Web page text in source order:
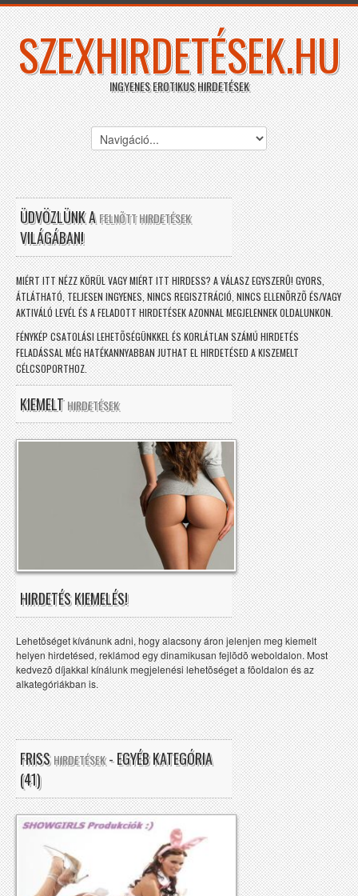
SZEXHIRDETÉSEK.HU
INGYENES EROTIKUS HIRDETÉSEK
ÜDVÖZLÜNK AFELNÕTT HIRDETÉSEK
VILÁGÁBAN!
MIÉRT ITT NÉZZ KÖRÜL VAGY MIÉRT ITT HIRDESS? A VÁLASZ EGYSZERÛ! GYORS,
ÁTLÁTHATÓ, TELJESEN INGYENES, NINCS REGISZTRÁCIÓ, NINCS ELLENÕRZÕ ÉS/VAGY
AKTIVÁLÓ LEVÉL ÉS A FELADOTT HIRDETÉSEK AZONNAL MEGJELENNEK OLDALUNKON.
FÉNYKÉP CSATOLÁSI LEHETÕSÉGÜNKKEL ÉS KORLÁTLAN SZÁMÚ HIRDETÉS
FELADÁSSAL MÉG HATÉKANNYABBAN JUTHAT EL HIRDETÉSED A KISZEMELT
CÉLCSOPORTHOZ.
KIEMELTHIRDETÉSEK
HIRDETÉS KIEMELÉS!
Lehetõséget kívánunk adni, hogy alacsony áron jelenjen meg kiemelt
helyen hirdetésed, reklámod egy dinamikusan fejlõdõ weboldalon. Most
kedvezõ díjakkal kínálunk megjelenési lehetõséget a fõoldalon és az
alkategóriákban is.
FRISSHIRDETÉSEK- EGYÉB KATEGÓRIA
(41)